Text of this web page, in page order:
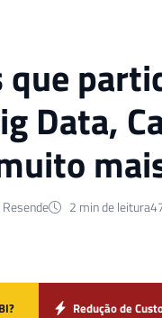
Data,
2 min de leitura
Redução de